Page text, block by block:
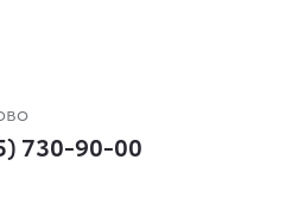
730-90-00